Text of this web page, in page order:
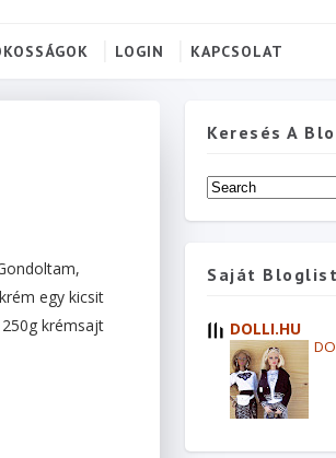
LOGIN KAPCSOLAT
egy kicsit
krémsajt
Keresés A
Saját
DOLLI.HU